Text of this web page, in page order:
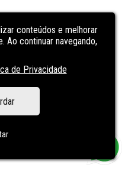
conteúdos e melhorar
Ao continuar navegando,
de Privacidade